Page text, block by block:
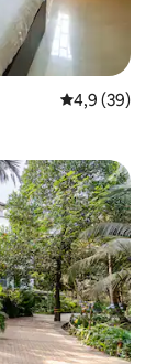
4,9 (39)